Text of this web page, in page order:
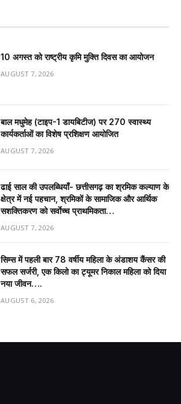
10 अगस्त को राष्ट्रीय कृमि मुक्ति दिवस का आयोजन
AUGUST 7, 2026
बाल मधुमेह (टाइप-1 डायबिटीज) पर 270 स्वास्थ्य
कार्यकर्ताओं का विशेष प्रशिक्षण आयोजित
AUGUST 7, 2026
ढाई साल की उपलब्धियाँ- छत्तीसगढ़ का श्रमिक कल्याण के
क्षेत्र में नई पहचान, श्रमिकों के सामाजिक और आर्थिक
सशक्तिकरण को सर्वाेच्च प्राथमिकता…
AUGUST 7, 2026
सिम्स में पहली बार 78 वर्षीय महिला के अंडाशय कैंसर की
सफल सर्जरी, एक किलो का ट्यूमर निकाल महिला को दिया
नया जीवन….
AUGUST 6, 2026